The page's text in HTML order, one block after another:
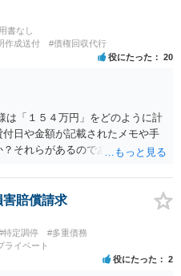
書なし
作成送付 #債権回収代行
役にたった 20
は「１５４万円」をどのように計
日や金額が記載されたメモや手
それらがあるのであればメール
の住所であれば調査することは可
にいては現在弁護士費用が自由化
りますので、あくまで目安となり
請求額×8％or10万円の高い方、
ろでしょうか。法律事務所によ
ると思います。 勝訴の見込みや
賠償請求
特定調停
#多重債務
ライベート
役にたった 2